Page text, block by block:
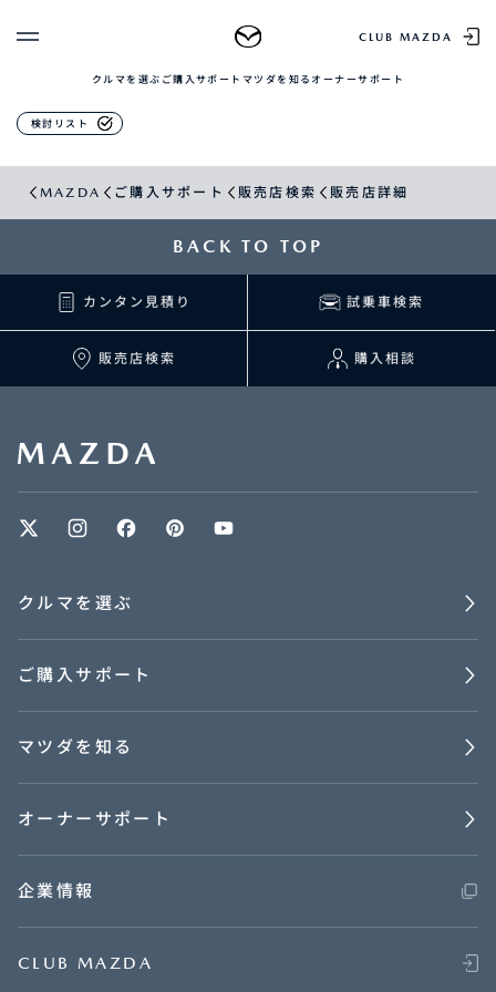
CLUB MAZDA
クルマを選ぶ ご購入サポート マツダを知る オーナーサポート
検討リスト
クルマ購入ガイド
カンタン見積り
販売店検索
試乗車検索
お問合せ/FAQ
ニュースルーム
新規会員登録
QRコード
登録情報の変更
お知らせ配信の登録・解除
ログアウト
販売店検索
MAZDA ご購入サポート 販売店検索 販売店詳細
BACK TO TOP
カンタン見積り 試乗車検索
販売店検索 購入相談
クルマを選ぶ
ご購入サポート
マツダを知る
オーナーサポート
企業情報
CLUB MAZDA